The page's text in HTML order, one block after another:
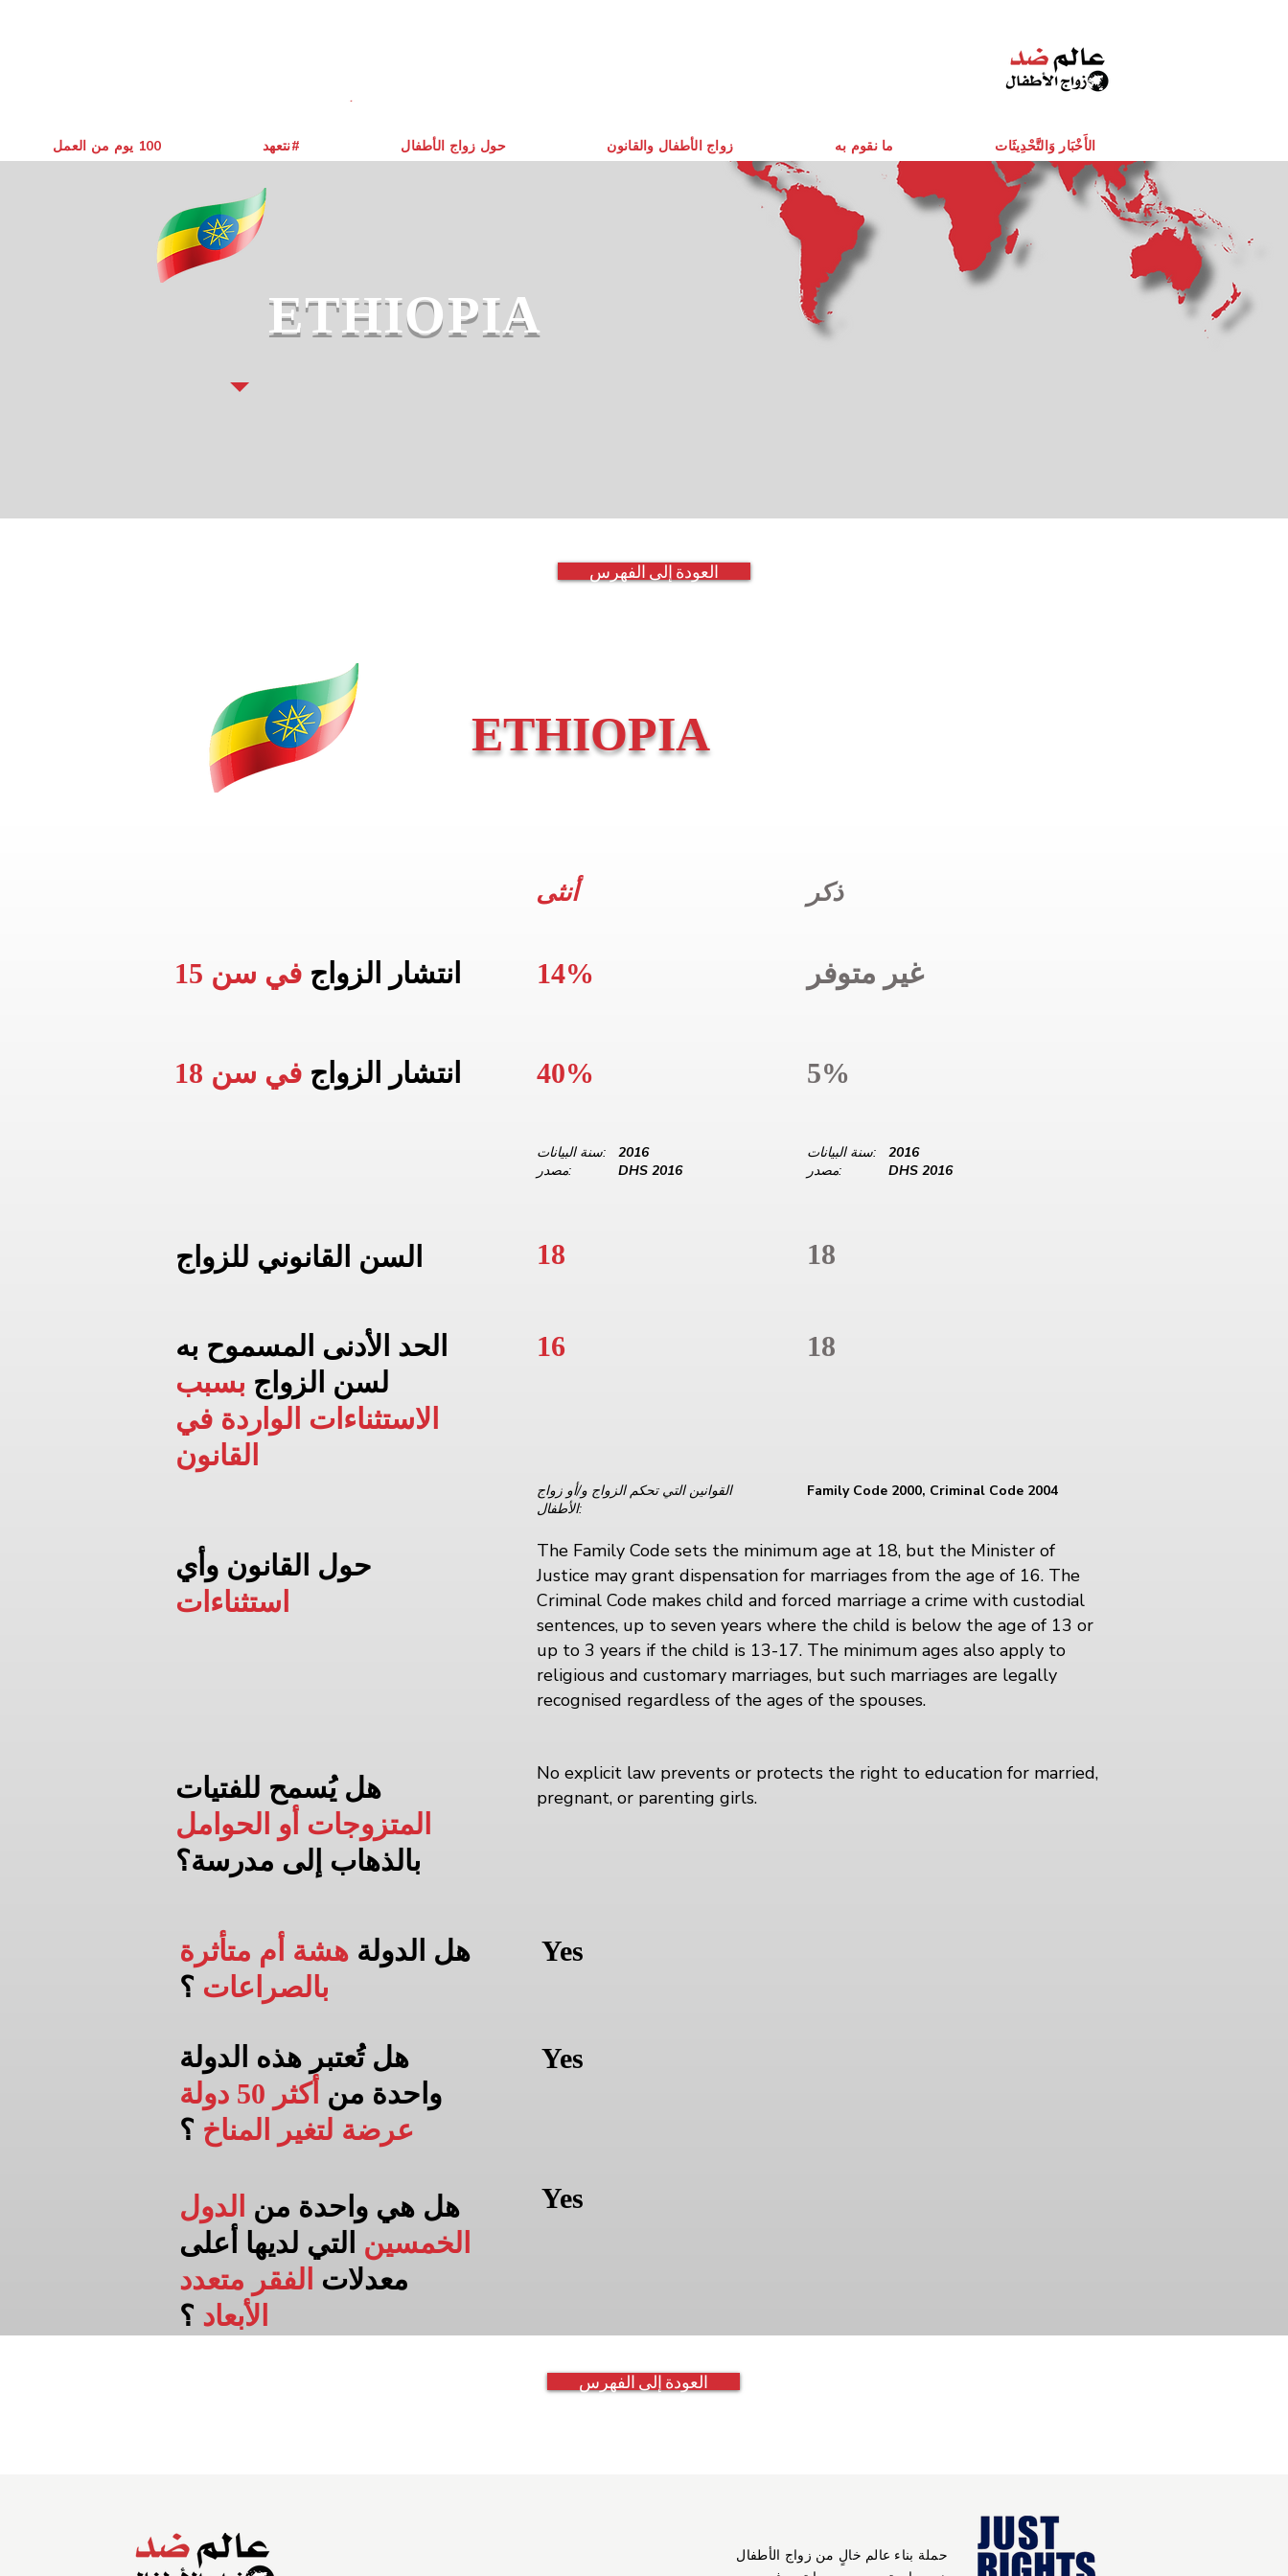
ETHIOPIA
العودة إلى الفهرس
ETHIOPIA
انتشار الزواج في سن 15
انتشار الزواج في سن 18
أنثى ذكر
14% غير متوفر
40% 5%
سنة البيانات:
2016
مصدر:
DHS 2016
سنة البيانات:
2016
مصدر:
DHS 2016
السن القانوني للزواج 18 18
الحد الأدنى المسموح به
لسن الزواج بسبب
الاستثناءات الواردة في
القانون
حول القانون وأي
استثناءات
هل يُسمح للفتيات
المتزوجات أو الحوامل
بالذهاب إلى مدرسة؟
16 18
القوانين التي تحكم الزواج و/أو زواج
الأطفال:
Family Code 2000, Criminal Code 2004
The Family Code sets the minimum age at 18, but the Minister of
Justice may grant dispensation for marriages from the age of 16. The
Criminal Code makes child and forced marriage a crime with custodial
sentences, up to seven years where the child is below the age of 13 or
up to 3 years if the child is 13-17. The minimum ages also apply to
religious and customary marriages, but such marriages are legally
recognised regardless of the ages of the spouses.
No explicit law prevents or protects the right to education for married,
pregnant, or parenting girls.
هل الدولة هشة أم متأثرة
بالصراعات ؟
Yes
هل تُعتبر هذه الدولة
واحدة من
أكثر 50 دولة
عرضة لتغير المناخ ؟
Yes
هل هي واحدة من الدول
الخمسين التي لديها أعلى
معدلات الفقر متعدد
الأبعاد ؟
Yes
العودة إلى الفهرس
يوم من العمل ‎100 نتعهد# حول زواج الأطفال زواج الأطفال والقانون ما نقوم به الأَخْبَار وَالتَّحْدِيثَات
حملة بناء عالم خالٍ من زواج الأطفال